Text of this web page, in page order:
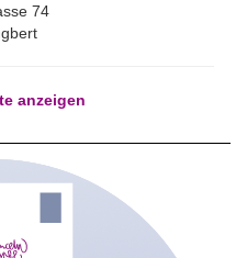
74
anzeigen